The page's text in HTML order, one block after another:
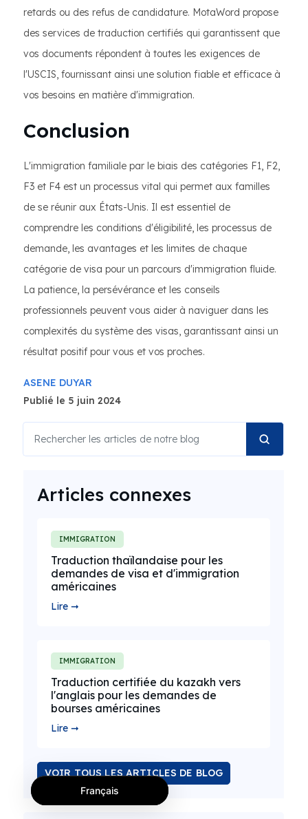
retards ou des refus de candidature. MotaWord propose
des services de traduction certifiés qui garantissent que
vos documents répondent à toutes les exigences de
l'USCIS, fournissant ainsi une solution fiable et efficace à
vos besoins en matière d'immigration.
Conclusion
L'immigration familiale par le biais des catégories F1, F2,
F3 et F4 est un processus vital qui permet aux familles
de se réunir aux États-Unis. Il est essentiel de
comprendre les conditions d'éligibilité, les processus de
demande, les avantages et les limites de chaque
catégorie de visa pour un parcours d'immigration fluide.
La patience, la persévérance et les conseils
professionnels peuvent vous aider à naviguer dans les
complexités du système des visas, garantissant ainsi un
résultat positif pour vous et vos proches.
ASENE DUYAR
Publié le 5 juin 2024
Articles connexes
IMMIGRATION
Traduction thaïlandaise pour les
demandes de visa et d'immigration
américaines
Lire ➞
IMMIGRATION
Traduction certifiée du kazakh vers
l'anglais pour les demandes de
bourses américaines
Lire ➞
VOIR TOUS LES ARTICLES DE BLOG
Français